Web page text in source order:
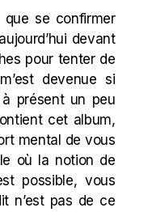
que se confirmer
devant
pour tenter de
devenue si
présent un peu
cet album,
mental de vous
où la notion de
possible, vous
n’est pas de ce